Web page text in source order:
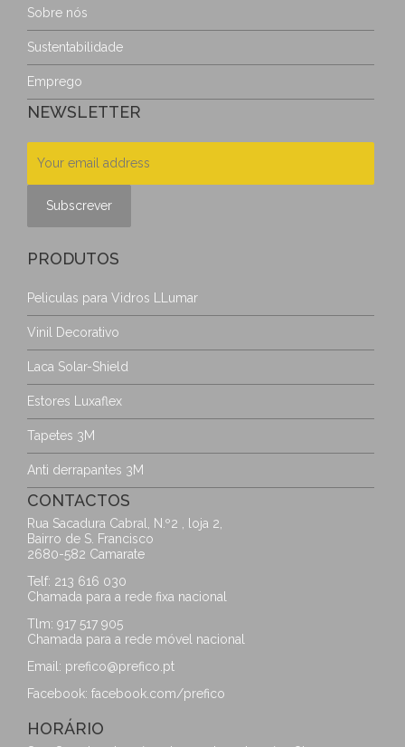
Sobre nós
Sustentabilidade
Emprego
NEWSLETTER
PRODUTOS
Peliculas para Vidros LLumar
Vinil Decorativo
Laca Solar-Shield
Estores Luxaflex
Tapetes 3M
Anti derrapantes 3M
CONTACTOS
Rua Sacadura Cabral, N.º2 , loja 2,
Bairro de S. Francisco
2680-582 Camarate
Telf: 213 616 030
Chamada para a rede fixa nacional
Tlm: 917 517 905
Chamada para a rede móvel nacional
Email: prefico@prefico.pt
Facebook: facebook.com/prefico
HORÁRIO